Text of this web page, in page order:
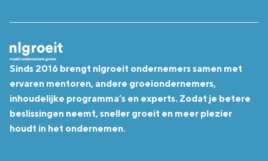
Sinds 2016 brengt nlgroeit ondernemers samen met
ervaren mentoren, andere groeiondernemers,
inhoudelijke programma’s en experts. Zodat je betere
beslissingen neemt, sneller groeit en meer plezier
houdt in het ondernemen.